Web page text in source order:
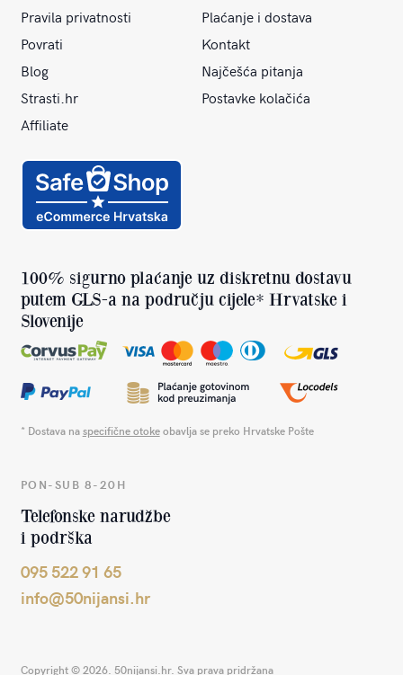
Pravila privatnosti
Plaćanje i dostava
Povrati
Kontakt
Blog
Najčešća pitanja
Strasti.hr
Postavke kolačića
Affiliate
100% sigurno plaćanje uz diskretnu dostavu
putem GLS-a na području cijele* Hrvatske i
Slovenije
* Dostava naspecifične otokeobavlja se preko Hrvatske Pošte
PON-SUB 8-20H
Telefonske narudžbe
i podrška
095 522 91 65
info@50nijansi.hr
Copyright © 2026. 50nijansi.hr. Sva prava pridržana